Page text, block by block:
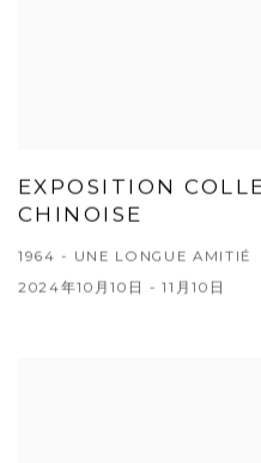
EXPOSITION
CHINOISE
1964 - UNE LONGUE AMITIÉ
2024年10月10日 - 11月10日